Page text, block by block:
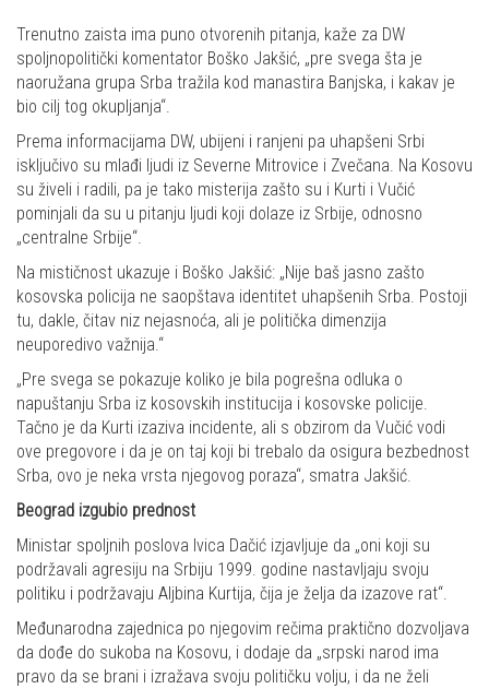
Trenutno zaista ima puno otvorenih pitanja, kaže za DW
spoljnopolitički komentator Boško Jakšić, „pre svega šta je
naoružana grupa Srba tražila kod manastira Banjska, i kakav je
bio cilj tog okupljanja“.
Prema informacijama DW, ubijeni i ranjeni pa uhapšeni Srbi
isključivo su mlađi ljudi iz Severne Mitrovice i Zvečana. Na Kosovu
su živeli i radili, pa je tako misterija zašto su i Kurti i Vučić
pominjali da su u pitanju ljudi koji dolaze iz Srbije, odnosno
„centralne Srbije“.
Na mističnost ukazuje i Boško Jakšić: „Nije baš jasno zašto
kosovska policija ne saopštava identitet uhapšenih Srba. Postoji
tu, dakle, čitav niz nejasnoća, ali je politička dimenzija
neuporedivo važnija.“
„Pre svega se pokazuje koliko je bila pogrešna odluka o
napuštanju Srba iz kosovskih institucija i kosovske policije.
Tačno je da Kurti izaziva incidente, ali s obzirom da Vučić vodi
ove pregovore i da je on taj koji bi trebalo da osigura bezbednost
Srba, ovo je neka vrsta njegovog poraza“, smatra Jakšić.
Beograd izgubio prednost
Ministar spoljnih poslova Ivica Dačić izjavljuje da „oni koji su
podržavali agresiju na Srbiju 1999. godine nastavljaju svoju
politiku i podržavaju Aljbina Kurtija, čija je želja da izazove rat“.
Međunarodna zajednica po njegovim rečima praktično dozvoljava
da dođe do sukoba na Kosovu, i dodaje da „srpski narod ima
pravo da se brani i izražava svoju političku volju, i da ne želi